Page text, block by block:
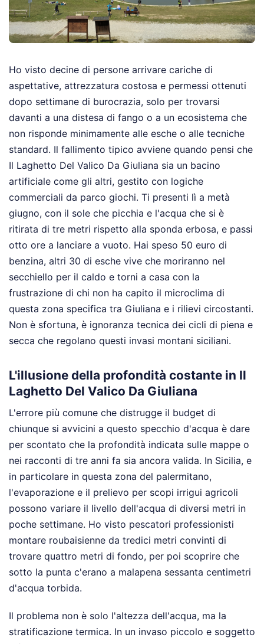
Ho visto decine di persone arrivare cariche di
aspettative, attrezzatura costosa e permessi ottenuti
dopo settimane di burocrazia, solo per trovarsi
davanti a una distesa di fango o a un ecosistema che
non risponde minimamente alle esche o alle tecniche
standard. Il fallimento tipico avviene quando pensi che
Il Laghetto Del Valico Da Giuliana sia un bacino
artificiale come gli altri, gestito con logiche
commerciali da parco giochi. Ti presenti lì a metà
giugno, con il sole che picchia e l'acqua che si è
ritirata di tre metri rispetto alla sponda erbosa, e passi
otto ore a lanciare a vuoto. Hai speso 50 euro di
benzina, altri 30 di esche vive che moriranno nel
secchiello per il caldo e torni a casa con la
frustrazione di chi non ha capito il microclima di
questa zona specifica tra Giuliana e i rilievi circostanti.
Non è sfortuna, è ignoranza tecnica dei cicli di piena e
secca che regolano questi invasi montani siciliani.
L'illusione della profondità costante in Il
Laghetto Del Valico Da Giuliana
L'errore più comune che distrugge il budget di
chiunque si avvicini a questo specchio d'acqua è dare
per scontato che la profondità indicata sulle mappe o
nei racconti di tre anni fa sia ancora valida. In Sicilia, e
in particolare in questa zona del palermitano,
l'evaporazione e il prelievo per scopi irrigui agricoli
possono variare il livello dell'acqua di diversi metri in
poche settimane. Ho visto pescatori professionisti
montare roubaisienne da tredici metri convinti di
trovare quattro metri di fondo, per poi scoprire che
sotto la punta c'erano a malapena sessanta centimetri
d'acqua torbida.
Il problema non è solo l'altezza dell'acqua, ma la
stratificazione termica. In un invaso piccolo e soggetto